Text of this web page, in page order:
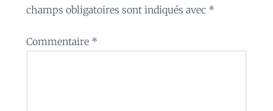
champs obligatoires sont indiqués avec *
Commentaire *